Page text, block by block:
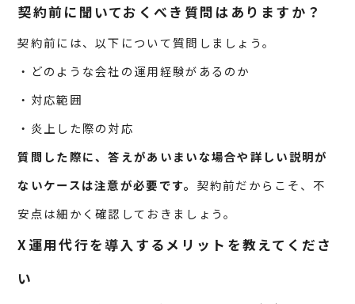
契約前に聞いておくべき質問はありますか？
契約前には、以下について質問しましょう。
・どのような会社の運用経験があるのか
・対応範囲
・炎上した際の対応
質問した際に、答えがあいまいな場合や詳しい説明が
ないケースは注意が必要です。 契約前だからこそ、不
安点は細かく確認しておきましょう。
X運用代行を導入するメリットを教えてくださ
い